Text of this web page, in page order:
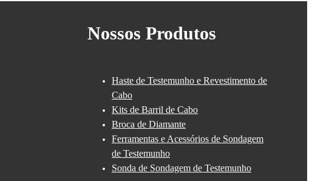
Nossos Produtos
Haste de Testemunho e Revestimento de
Cabo
Kits de Barril de Cabo
Broca de Diamante
Ferramentas e Acessórios de Sondagem
de Testemunho
Sonda de Sondagem de Testemunho